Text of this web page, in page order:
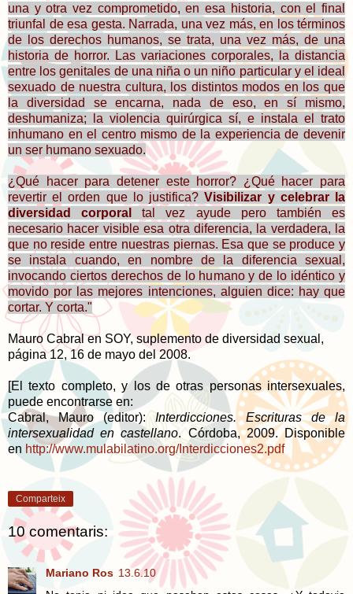
una y otra vez comprometido, en esa historia, con el final
triunfal de esa gesta. Narrada, una vez más, en los términos
de los derechos humanos, se trata, una vez más, de una
historia de horror. Las variaciones corporales, la distancia
entre los genitales de una niña o un niño particular y el ideal
sexuado de nuestra cultura, los distintos modos en los que
la diversidad se encarna, nada de eso, en sí mismo,
deshumaniza; la violencia quirúrgica sí, e instala el trato
inhumano en el centro mismo de la experiencia de devenir
un ser humano sexuado.
¿Qué hacer para detener este horror? ¿Qué hacer para
revertir el orden que lo justifica?Visibilizar y celebrar la
diversidad corporaltal vez ayude pero también es
necesario hacer visible esa otra diferencia, la verdadera, la
que no reside entre nuestras piernas. Esa que se produce y
se instala cuando, en nombre de la diferencia sexual,
invocando ciertos derechos de lo humano y de lo idéntico y
movido por las mejores intenciones, alguien dice: hay que
cortar. Y corta."
Mauro Cabral en SOY, suplemento de diversidad sexual,
página 12, 16 de mayo del 2008.
[El texto completo, y los de otras personas intersexuales,
puede encontrarse en:
Cabral, Mauro (editor):Interdicciones. Escrituras de la
intersexualidad en castellano. Córdoba, 2009.Disponible
en http://www.mulabilatino.org/Interdicciones2.pdf
Comparteix
10 comentaris:
Mariano Ros 13.6.10